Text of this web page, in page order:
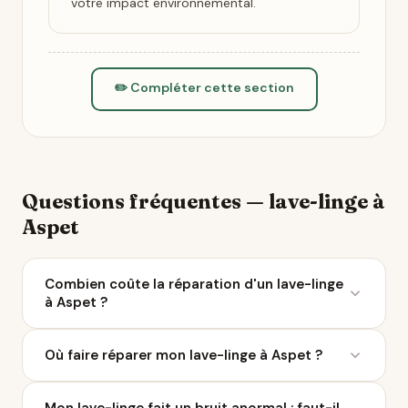
✏️ Compléter cette section
Questions fréquentes — lave-linge à
Aspet
Combien coûte la réparation d'un lave-linge
à Aspet ?
entre 50 et 200 € selon la panne. À Aspet, 1
réparateurs sont référencés sur Ça Repart. Avec le
Bonus Réparation, vous économisez jusqu'à 0 €
Où faire réparer mon lave-linge à Aspet ?